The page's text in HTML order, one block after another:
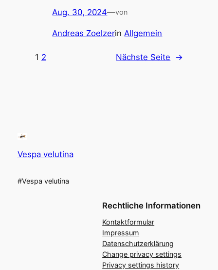
Aug. 30, 2024—von
Andreas ZoelzerinAllgemein
1 2 Nächste Seite →
Vespa velutina
#Vespa velutina
Rechtliche Informationen
Kontaktformular
Impressum
Datenschutzerklärung
Change privacy settings
Privacy settings history